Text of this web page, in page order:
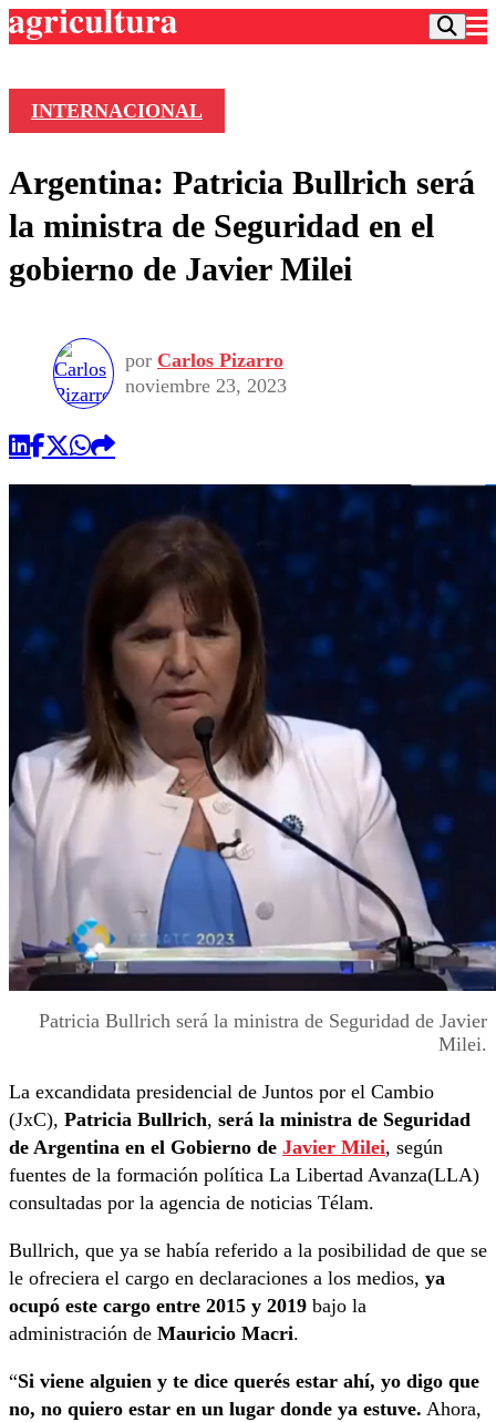
Frecuencias
Agricultura TV
Deportes
Colo Colo
Seleccion Chilena
Torneo Internacional
Entretención
Economía
Internacional
Publicaciones en medios
Opinión
INTERNACIONAL
Argentina: Patricia Bullrich será
la ministra de Seguridad en el
gobierno de Javier Milei
por Carlos Pizarro
noviembre 23, 2023
Patricia Bullrich será la ministra de Seguridad de Javier
Milei.
La excandidata presidencial de Juntos por el Cambio
(JxC), Patricia Bullrich, será la ministra de Seguridad
de Argentina en el Gobierno de Javier Milei, según
fuentes de la formación política La Libertad Avanza(LLA)
consultadas por la agencia de noticias Télam.
Bullrich, que ya se había referido a la posibilidad de que se
le ofreciera el cargo en declaraciones a los medios, ya
ocupó este cargo entre 2015 y 2019 bajo la
administración de Mauricio Macri.
“Si viene alguien y te dice querés estar ahí, yo digo que
no, no quiero estar en un lugar donde ya estuve. Ahora,